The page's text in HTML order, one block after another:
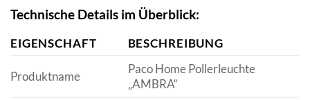
Technische Details im Überblick:
EIGENSCHAFT BESCHREIBUNG
Produktname
Paco Home Pollerleuchte
„AMBRA“